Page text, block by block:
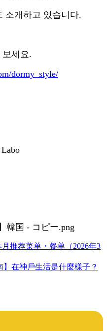
소개하고 있습니다.
보세요.
dormy_style/
推荐菜单・餐单（2026年3
】在神戶生活是什麼樣子？